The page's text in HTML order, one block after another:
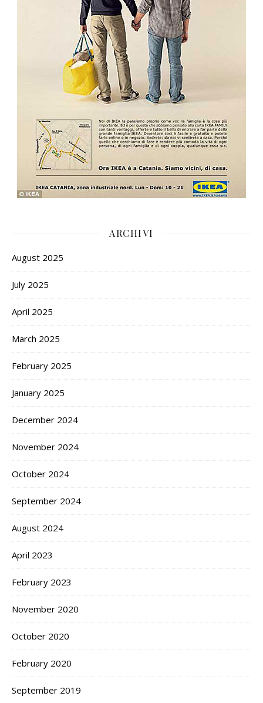
ARCHIVI
August 2025
July 2025
April 2025
March 2025
February 2025
January 2025
December 2024
November 2024
October 2024
September 2024
August 2024
April 2023
February 2023
November 2020
October 2020
February 2020
September 2019